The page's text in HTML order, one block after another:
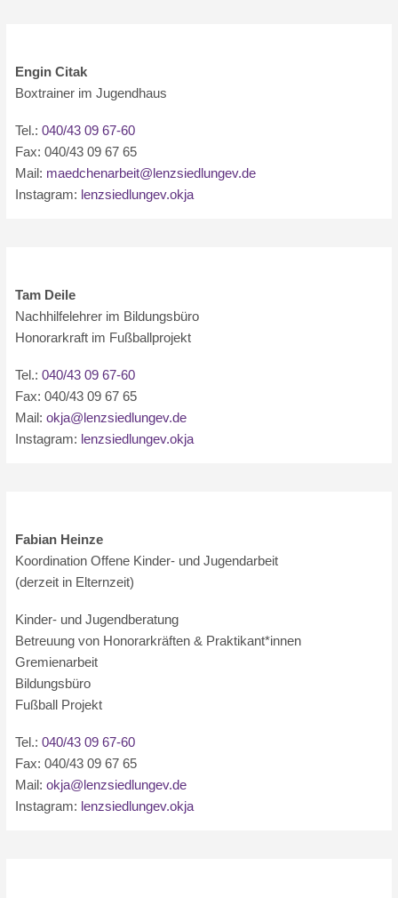
Engin Citak
Boxtrainer im Jugendhaus
Tel.:040/43 09 67-60
Fax: 040/43 09 67 65
Mail: maedchenarbeit@lenzsiedlungev.de
Instagram: lenzsiedlungev.okja
Tam Deile
Nachhilfelehrer im Bildungsbüro
Honorarkraft im Fußballprojekt
Tel.:040/43 09 67-60
Fax: 040/43 09 67 65
Mail:okja@lenzsiedlungev.de
Instagram: lenzsiedlungev.okja
Fabian Heinze
Koordination Offene Kinder- und Jugendarbeit
(derzeit in Elternzeit)
Kinder- und Jugendberatung
Betreuung von Honorarkräften & Praktikant*innen
Gremienarbeit
Bildungsbüro
Fußball Projekt
Tel.:040/43 09 67-60
Fax: 040/43 09 67 65
Mail:okja@lenzsiedlungev.de
Instagram: lenzsiedlungev.okja